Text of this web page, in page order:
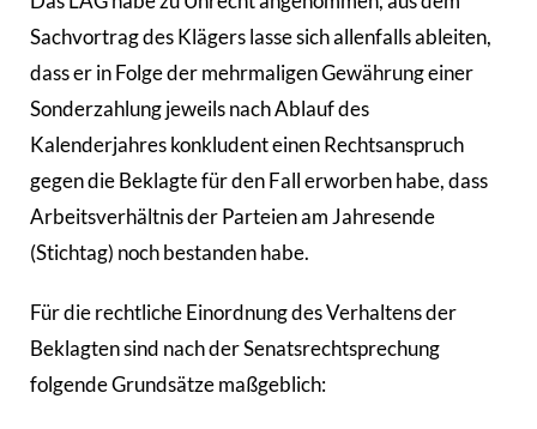
Sachvortrag des Klägers lasse sich allenfalls ableiten,
dass er in Folge der mehrmaligen Gewährung einer
Sonderzahlung jeweils nach Ablauf des
Kalenderjahres konkludent einen Rechtsanspruch
gegen die Beklagte für den Fall erworben habe, dass
Arbeitsverhältnis der Parteien am Jahresende
(Stichtag) noch bestanden habe.
Für die rechtliche Einordnung des Verhaltens der
Beklagten sind nach der Senatsrechtsprechung
folgende Grundsätze maßgeblich: